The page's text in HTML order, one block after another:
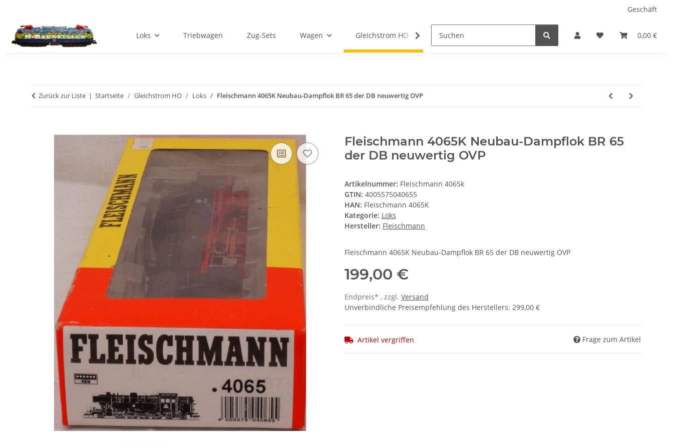
Geschäft
0,00 €
Loks Triebwagen Zug-Sets Wagen Gleichstrom HO Märklin HO Modellautos Spur N Modellautos Spur
Zurück zur Liste Startseite Gleichstrom HO Loks Fleischmann 4065K Neubau-Dampflok BR 65 der DB neuwertig OVP
Fleischmann 4065K Neubau-Dampflok BR 65
der DB neuwertig OVP
Artikelnummer: Fleischmann 4065k
GTIN: 4005575040655
HAN: Fleischmann 4065K
Kategorie: Loks
Hersteller: Fleischmann
Fleischmann 4065K Neubau-Dampflok BR 65 der DB neuwertig OVP
199,00 €
Endpreis* , zzgl. Versand
Unverbindliche Preisempfehlung des Herstellers: 299,00 €
Artikel vergriffen Frage zum Artikel